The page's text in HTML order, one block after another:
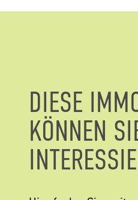
DIESE
KÖNNEN